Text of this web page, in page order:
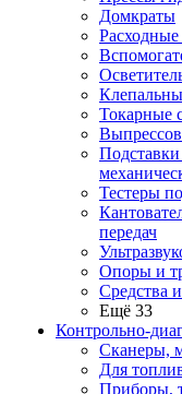
Домкраты
Токарные
Тестеры
передач
Опоры и
Средства
Ещё 33
Контрольно-
Сканеры,
Для
Приборы,